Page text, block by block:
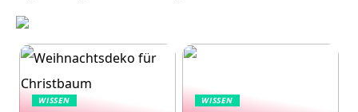
WISSEN WISSEN